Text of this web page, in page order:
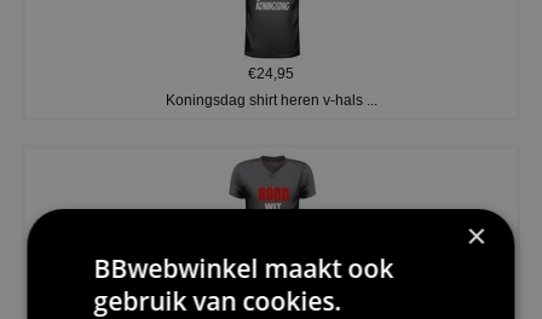
€24,95
Koningsdag shirt heren v-hals ...
€24,95
V-hals shirt rood wit blauw st...
×
BBwebwinkel maakt ook
gebruik van cookies.